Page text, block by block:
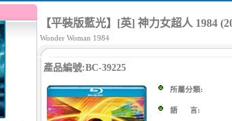
【平裝版藍光】[英] 神力女超人 1984
Wonder Woman 1984
產品編號:BC-39225
所屬分類:
語 言: